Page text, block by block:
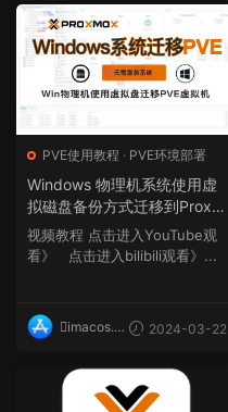
PVE使用教程 · PVE环境部署
Windows 物理机系统使用虚
拟磁盘备份方式迁移到Proxm
ox VE虚拟机
视频教程 点击进入YouTube观
看》 点击进入bilibili观看》...
imacos.t
2024-03-22